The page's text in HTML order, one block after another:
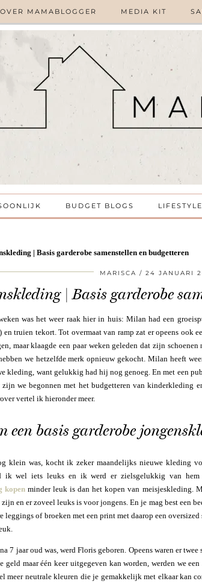
OVER MAMABLOGGER MEDIA KIT
BUDGET BLOGS LIFESTYLE
| Basis garderobe samenstellen en budgetteren
MARISCA 24 JANUARI
| Basis garderobe
was het weer raak hier in huis: Milan had een
en truien tekort. Tot overmaat van ramp zat er opeens
maar klaagde een paar weken geleden dat zijn
we hetzelfde merk opnieuw gekocht. Milan heeft
kleding, want gelukkig had hij nog genoeg. En met een
zijn we begonnen met het budgetteren van kinderkleding
vertel ik hieronder meer.
een basis garderobe
klein was, kocht ik zeker maandelijks nieuwe kleding
ik wel iets leuks en ik werd er zielsgelukkig van
kopen minder leuk is dan het kopen van meisjeskleding.
en er zoveel leuks is voor jongens. En je mag best een
leggings of broeken met een print met daarop een oversized
7 jaar oud was, werd Floris geboren. Opeens waren er
geld maar één keer uitgegeven kan worden, werden we
meer neutrale kleuren die je gemakkelijk met elkaar kan